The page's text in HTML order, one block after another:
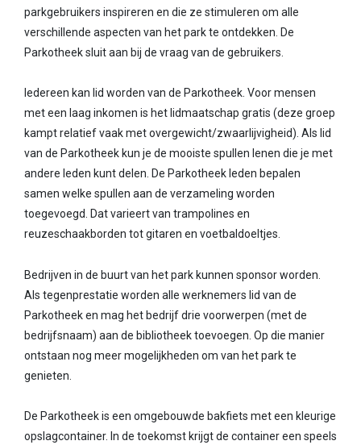
parkgebruikers inspireren en die ze stimuleren om alle
verschillende aspecten van het park te ontdekken. De
Parkotheek sluit aan bij de vraag van de gebruikers.
Iedereen kan lid worden van de Parkotheek. Voor mensen
met een laag inkomen is het lidmaatschap gratis (deze groep
kampt relatief vaak met overgewicht/zwaarlijvigheid). Als lid
van de Parkotheek kun je de mooiste spullen lenen die je met
andere leden kunt delen. De Parkotheek leden bepalen
samen welke spullen aan de verzameling worden
toegevoegd. Dat varieert van trampolines en
reuzeschaakborden tot gitaren en voetbaldoeltjes.
Bedrijven in de buurt van het park kunnen sponsor worden.
Als tegenprestatie worden alle werknemers lid van de
Parkotheek en mag het bedrijf drie voorwerpen (met de
bedrijfsnaam) aan de bibliotheek toevoegen. Op die manier
ontstaan nog meer mogelijkheden om van het park te
genieten.
De Parkotheek is een omgebouwde bakfiets met een kleurige
opslagcontainer. In de toekomst krijgt de container een speels